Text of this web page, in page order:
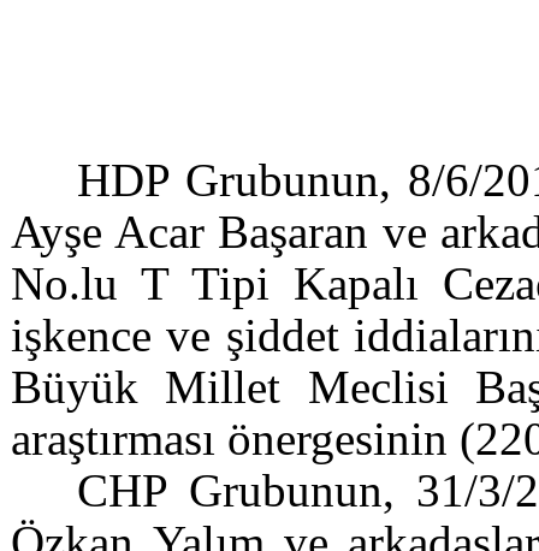
HDP Grubunun, 8/6/
Ayşe Acar Başaran ve
No.lu T Tipi Kapalı
işkence ve şiddet
Büyük Millet Meclisi
araştırması önergesinin
CHP Grubunun, 31/